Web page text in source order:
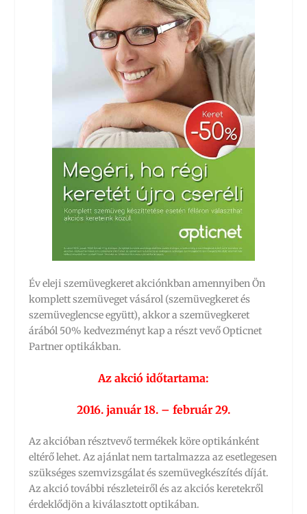
Év eleji szemüvegkeret akciónkban amennyiben Ön
komplett szemüveget vásárol (szemüvegkeret és
szemüveglencse együtt), akkor a szemüvegkeret
árából 50% kedvezményt kap a részt vevő Opticnet
Partner optikákban.
Az akció időtartama:
2016. január 18. – február 29.
Az akcióban résztvevő termékek köre optikánként
eltérő lehet. Az ajánlat nem tartalmazza az esetlegesen
szükséges szemvizsgálat és szemüvegkészítés díját.
Az akció további részleteiről és az akciós keretekről
érdeklődjön a kiválasztott optikában.